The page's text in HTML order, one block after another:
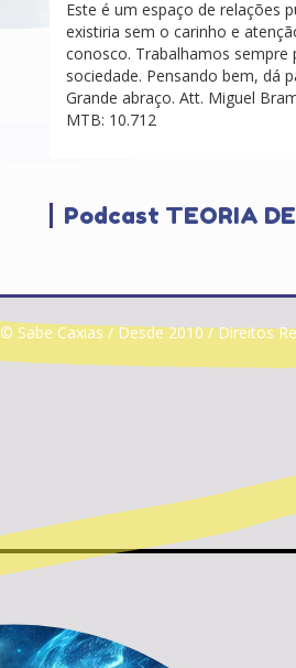
Este é um espaço de relações
existiria sem o carinho e
conosco. Trabalhamos sempre
sociedade. Pensando bem, dá
Grande abraço. Att. Miguel
MTB: 10.712
Podcast TEORIA
© Sabe Caxias / Desde 2010 / Direitos